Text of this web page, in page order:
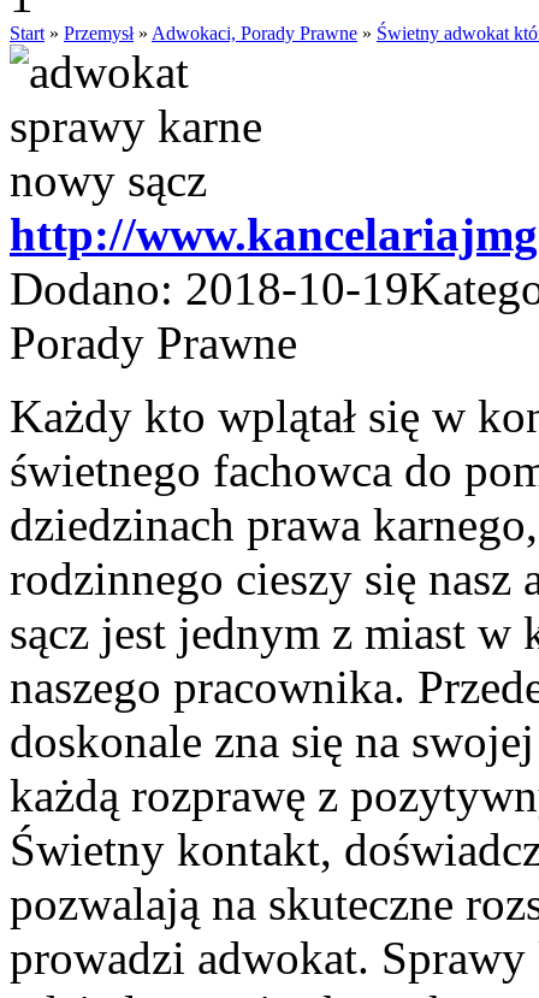
Start » Przemysł» Adwokaci, Porady Prawne » Świetny adwokat
http://
Dodano: 2018-10-19
Porady Prawne
Każdy kto wplątał się w
świetnego fachowca do
dziedzinach prawa
rodzinnego cieszy się
sącz jest jednym z miast w
naszego pracownika.
doskonale zna się na
każdą rozprawę z
Świetny kontakt,
pozwalają na skuteczne
prowadzi adwokat.